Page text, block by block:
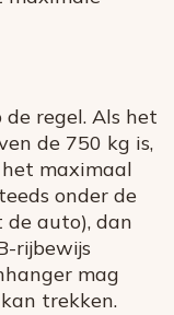
regel. Als het
de 750 kg is,
maximaal
onder de
auto), dan
rijbewijs
mag
trekken.